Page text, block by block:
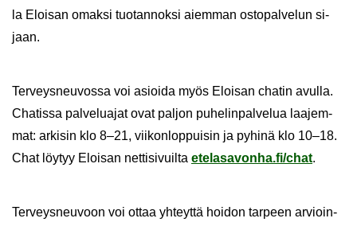
la Eloi­san omak­si tuo­tan­nok­si ai­em­man os­to­pal­ve­lun si­
jaan.
Ter­veys­neu­vos­sa voi asioi­da myös Eloi­san cha­tin avul­la.
Cha­tis­sa pal­ve­lua­jat ovat pal­jon pu­he­lin­pal­ve­lua laa­jem­
mat: ar­ki­sin klo 8–21, vii­kon­lop­pui­sin ja py­hi­nä klo 10–18.
Chat löy­tyy Eloi­san net­ti­si­vuil­ta ete­la­sa­von­ha.fi/chat.
Ter­veys­neu­voon voi ottaa yh­teyt­tä hoi­don tar­peen ar­vioin­